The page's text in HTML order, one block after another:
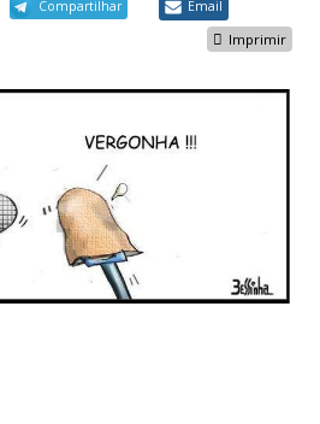
Compartilhar Email
Imprimir